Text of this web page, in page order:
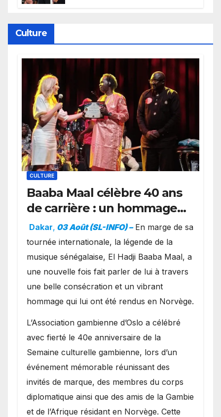
Culture
CULTURE
Baaba Maal célèbre 40 ans
de carrière : un hommage
exceptionnel à Oslo en
présence de la famille
royale.
Dakar, 03 Août (SL-INFO) – ​En marge de sa
tournée internationale, la légende de la
musique sénégalaise, El Hadji Baaba Maal, a
une nouvelle fois fait parler de lui à travers
une belle consécration et un vibrant
hommage qui lui ont été rendus en Norvège.
​L’Association gambienne d’Oslo a célébré
avec fierté le 40e anniversaire de la
Semaine culturelle gambienne, lors d’un
événement mémorable réunissant des
invités de marque, des membres du corps
diplomatique ainsi que des amis de la Gambie
et de l’Afrique résidant en Norvège. Cette